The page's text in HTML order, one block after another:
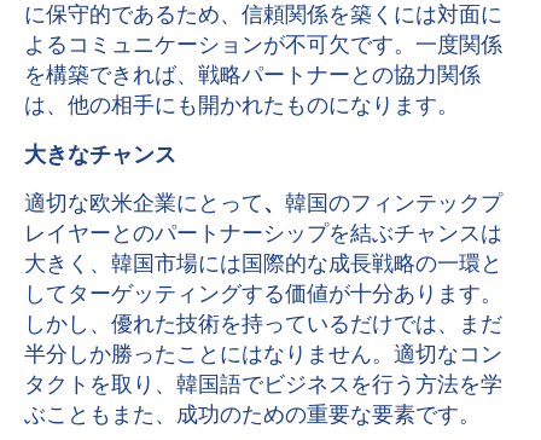
に保守的であるため、信頼関係を築くには対面に
よるコミュニケーションが不可欠です。一度関係
を構築できれば、戦略パートナーとの協力関係
は、他の相手にも開かれたものになります。
大きなチャンス
適切な欧米企業にとって 、 韓国のフィンテックプ
レイヤーとのパートナーシップを結ぶチャンスは
大きく、韓国市場には国際的な成長戦略の一環と
してターゲッティングする価値が十分あります。
しかし、優れた技術を持っているだけでは、まだ
半分しか勝ったことにはなりません。適切なコン
タクトを取り、韓国語でビジネスを行う方法を学
ぶこともまた、成功のための重要な要素です。